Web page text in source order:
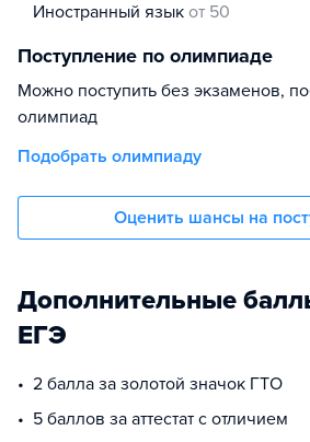
иностранный язык от 50
Поступление по олимпиаде
Можно поступить без экзаменов,
олимпиад
Подобрать олимпиаду
Оценить шансы на
Дополнительные
ЕГЭ
2 балла за золотой значок ГТО
5 баллов за аттестат с отличием